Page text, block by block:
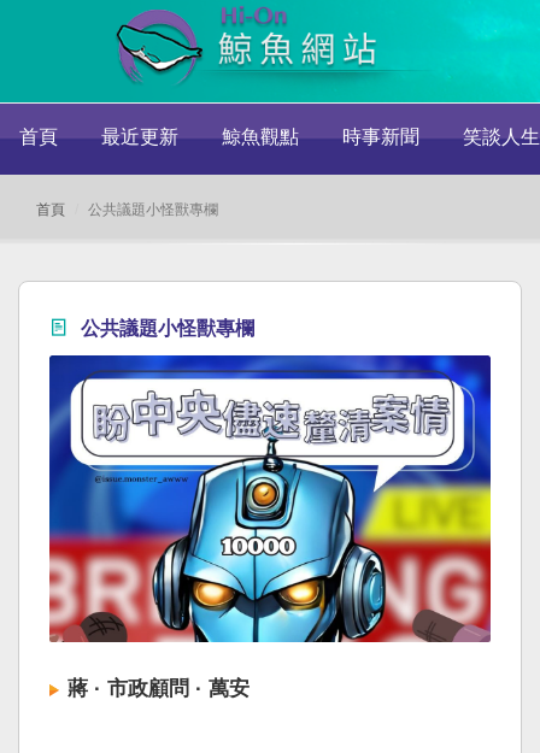
首頁 最近更新 鯨魚觀點 時事新聞 笑談人生
首頁 公共議題小怪獸專欄
公共議題小怪獸專欄
蔣 · 市政顧問 · 萬安